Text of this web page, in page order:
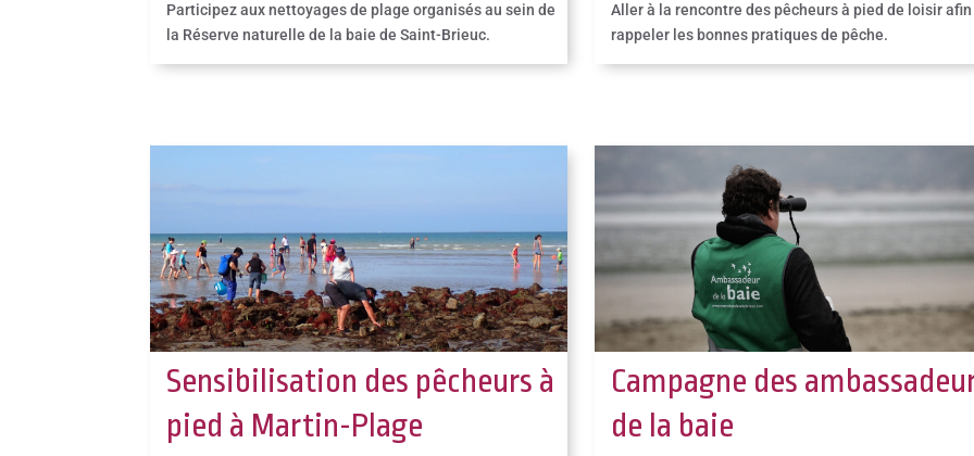
Participez aux nettoyages de plage organisés au sein de
la Réserve naturelle de la baie de Saint-Brieuc.
Aller à la rencontre des pêcheurs à pied de loisir afin
rappeler les bonnes pratiques de pêche.
Sensibilisation des pêcheurs à
pied à Martin-Plage
Campagne des
de la baie